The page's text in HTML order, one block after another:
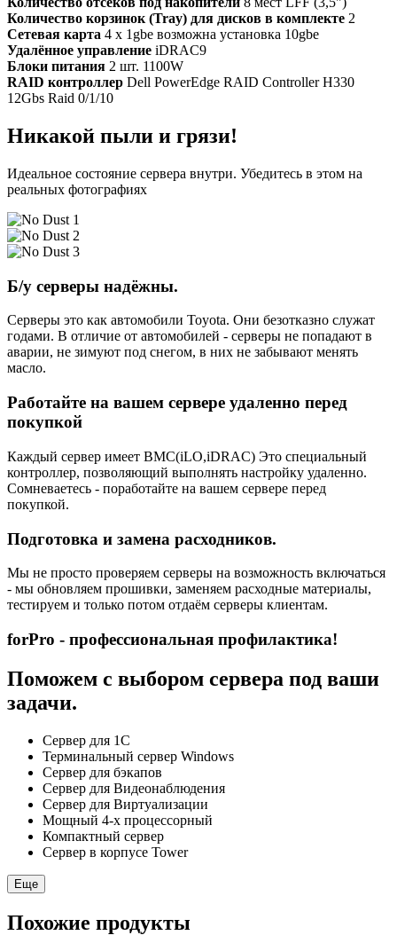
Количество корзинок (Tray) для дисков в комплекте 2
Сетевая карта 4 x 1gbe возможна установка 10gbe
Удалённое управление iDRAC9
Блоки питания 2 шт. 1100W
RAID контроллер Dell PowerEdge RAID Controller H330
12Gbs Raid 0/1/10
Никакой пыли и грязи!
Идеальное состояние сервера внутри. Убедитесь в этом на
реальных фотографиях
Б/у серверы надёжны.
Серверы это как автомобили Toyota. Они безотказно служат
годами. В отличие от автомобилей - серверы не попадают в
аварии, не зимуют под снегом, в них не забывают менять
масло.
Работайте на вашем сервере удаленно перед
покупкой
Каждый сервер имеет BMC(iLO,iDRAC) Это специальный
контроллер, позволяющий выполнять настройку удаленно.
Сомневаетесь - поработайте на вашем сервере перед
покупкой.
Подготовка и замена расходников.
Мы не просто проверяем серверы на возможность включаться
- мы обновляем прошивки, заменяем расходные материалы,
тестируем и только потом отдаём серверы клиентам.
forPro - профессиональная профилактика!
Поможем с выбором сервера под ваши
задачи.
Сервер для 1С
Терминальный сервер Windows
Сервер для бэкапов
Сервер для Видеонаблюдения
Сервер для Виртуализации
Мощный 4-х процессорный
Компактный сервер
Сервер в корпусе Tower
Еще
Похожие продукты